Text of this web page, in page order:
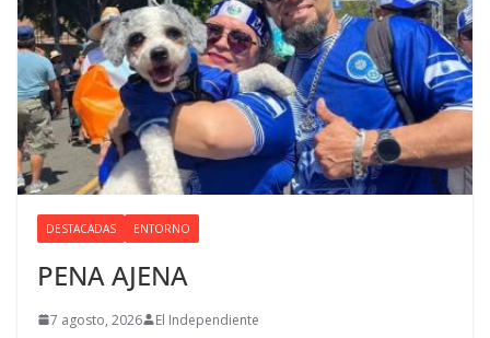
DESTACADAS ENTORNO
PENA AJENA
7 agosto, 2026 El Independiente